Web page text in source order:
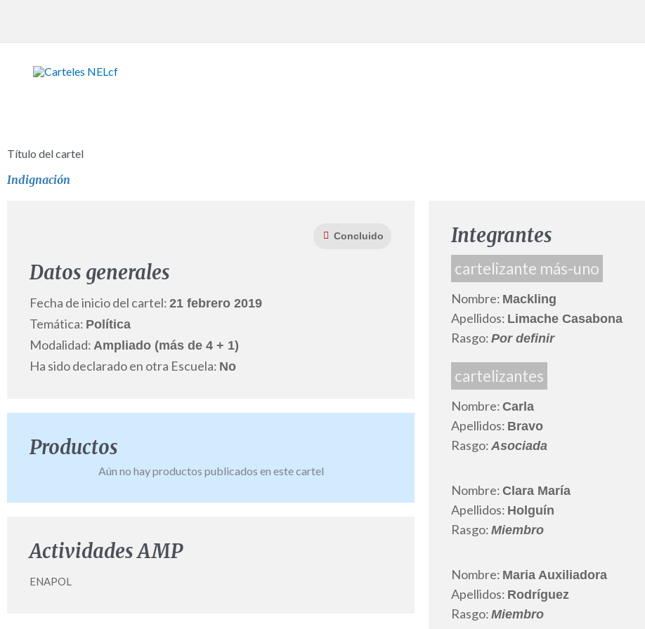
contenido
Título del cartel
Indignación
Concluido
Datos generales
Fecha de inicio del cartel: 21 febrero 2019
Temática: Política
Modalidad: Ampliado (más de 4 + 1)
Ha sido declarado en otra Escuela: No
Productos
Aún no hay productos publicados en este cartel
Actividades AMP
ENAPOL
Integrantes
cartelizante más-uno
Nombre: Mackling
Apellidos: Limache Casabona
Rasgo: Por definir
cartelizantes
Nombre: Carla
Apellidos: Bravo
Rasgo: Asociada
Nombre: Clara María
Apellidos: Holguín
Rasgo: Miembro
Nombre: Maria Auxiliadora
Apellidos: Rodríguez
Rasgo: Miembro